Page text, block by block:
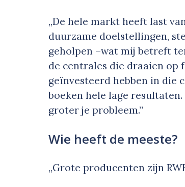
„De hele markt heeft last
duurzame doelstellingen,
geholpen –wat mij betreft
de centrales die draaien op
geïnvesteerd hebben in die
boeken hele lage
groter je probleem.”
Wie heeft de meeste?
„Grote producenten zijn